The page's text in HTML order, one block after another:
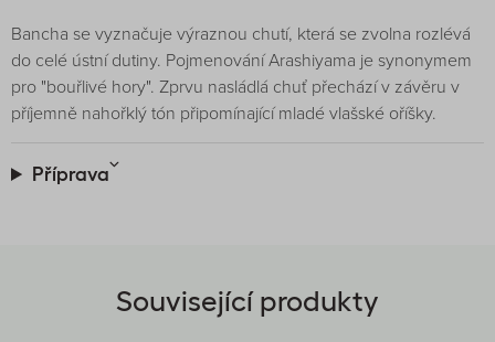
Bancha se vyznačuje výraznou chutí, která se zvolna rozlévá
do celé ústní dutiny. Pojmenování Arashiyama je synonymem
pro "bouřlivé hory". Zprvu nasládlá chuť přechází v závěru v
příjemně nahořklý tón připomínající mladé vlašské oříšky.
Příprava
Související produkty